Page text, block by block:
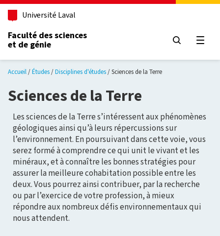
Aller au contenu principal
Université Laval
Faculté des sciences
et de génie
Accueil Études Disciplines d'études Sciences de la Terre
Sciences de la Terre
Les sciences de la Terre s’intéressent aux phénomènes
géologiques ainsi qu’à leurs répercussions sur
l’environnement. En poursuivant dans cette voie, vous
serez formé à comprendre ce qui unit le vivant et les
minéraux, et à connaître les bonnes stratégies pour
assurer la meilleure cohabitation possible entre les
deux. Vous pourrez ainsi contribuer, par la recherche
ou par l’exercice de votre profession, à mieux
répondre aux nombreux défis environnementaux qui
nous attendent.